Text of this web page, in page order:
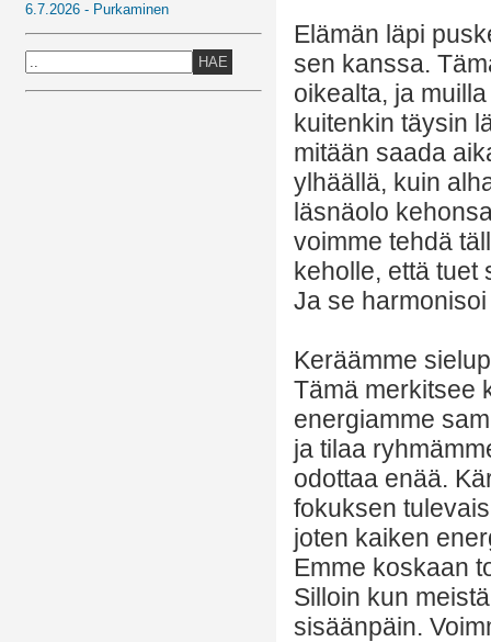
6.7.2026 - Purkaminen
HAE
Elämän läpi
sen kanssa.
oikealta, ja
kuitenkin täysin
mitään saada
ylhäällä, kuin
läsnäolo
voimme tehdä
keholle, että tuet
Ja se
Keräämme
Tämä merkitsee
energiamme
ja tilaa
odottaa enää.
fokuksen
joten kaiken
Emme koskaan
Silloin kun
sisäänpäin.